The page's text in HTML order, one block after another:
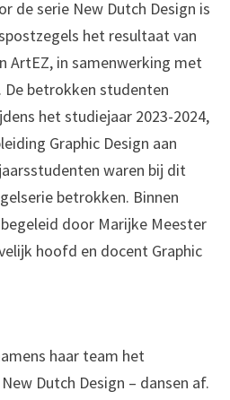
de serie New Dutch Design is
het resultaat van
ArtEZ, in samenwerking met
betrokken studenten
het studiejaar 2023-2024,
Graphic Design aan
waren bij dit
betrokken. Binnen
door Marijke Meester
hoofd en docent Graphic
haar team het
Dutch Design – dansen af.